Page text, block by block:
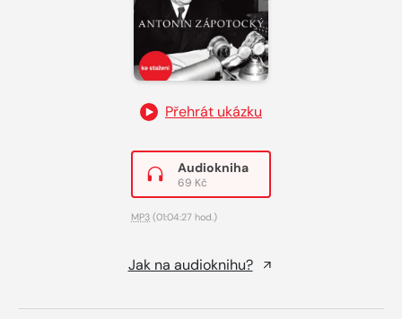
Přehrát ukázku
Audiokniha
69 Kč
MP3 (01:04:27 hod.)
Jak na audioknihu?